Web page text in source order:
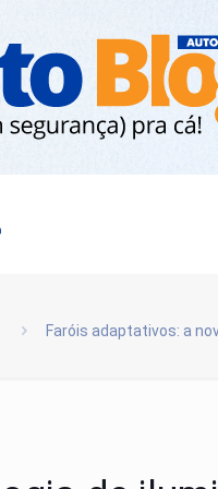
Faróis adaptativos: a